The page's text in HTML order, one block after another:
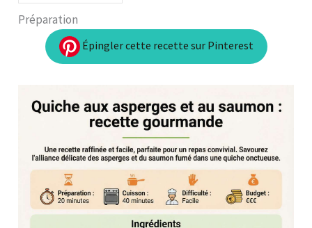
Préparation
Épingler cette recette sur Pinterest